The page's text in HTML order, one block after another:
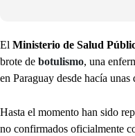
El Ministerio de Salud
brote de botulismo, una
en Paraguay desde hacía unas
Hasta el momento han sido
no confirmados oficialmente